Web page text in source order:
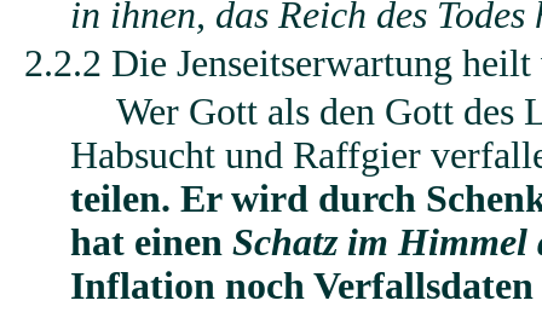
in ihnen, das Reich des
2.2.2 Die Jenseitserwartung
Wer Gott als den Gott des
Habsucht und Raffgier
teilen. Er wird durch
hat einen Schatz im Himmel
Inflation noch Verfallsdaten